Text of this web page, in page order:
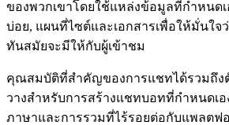
ของพวกเขาโดยใช้แหล่งข้อมูลที่กำหนด
บ่อย, แผนที่ไซต์และเอกสารเพื่อให้มั่นใ
ทันสมัยจะมีให้กับผู้เข้าชม
คุณสมบัติที่สำคัญของการแชทได้รวมถึง
วางสำหรับการสร้างแชทบอทที่กำหนดเ
ภาษาและการรวมที่ไร้รอยต่อกับแพลตฟ